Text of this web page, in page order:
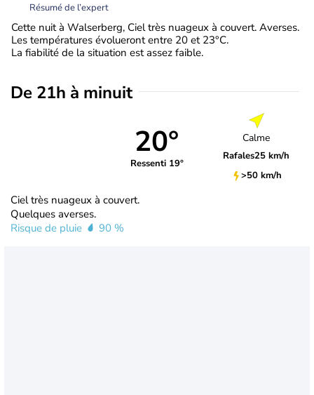
Résumé de l’expert
Cette nuit à Walserberg, Ciel très nuageux à couvert. Averses.
Les températures évolueront entre 20 et 23°C.
La fiabilité de la situation est assez faible.
De 21h à minuit
20°
Ressenti 19°
Calme
Rafales25 km/h
>50 km/h
Ciel très nuageux à couvert.
Quelques averses.
Risque de pluie
90 %